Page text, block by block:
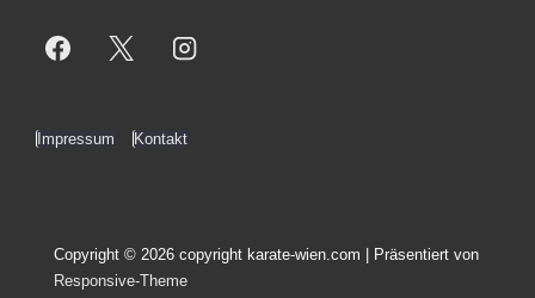
Footer-
Impressum Kontakt
Copyright © 2026 copyright karate-wien.com
| Präsentiert von
Responsive-Theme